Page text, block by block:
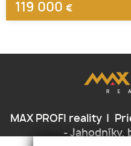
119 000 €
MAX PROFI reality
- Jahodníky,